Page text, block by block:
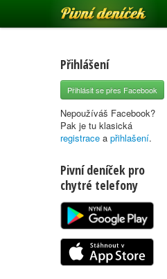
Pivní deníček
Přihlášení
Přihlásit se přes Facebook
Nepoužíváš Facebook?
Pak je tu klasická
registrace a přihlašení.
Pivní deníček pro
chytré telefony